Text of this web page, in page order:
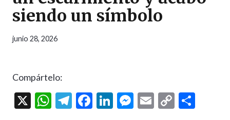
siendo un símbolo
junio 28, 2026
Compártelo:
X
W T
F
Li M E
C